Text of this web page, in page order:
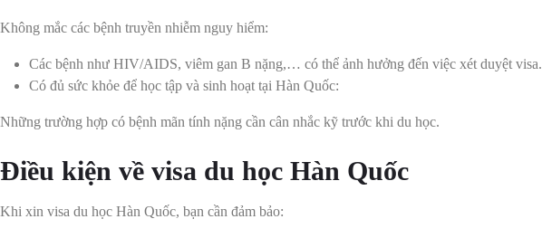
Không mắc các bệnh truyền nhiễm nguy hiểm:
Các bệnh như HIV/AIDS, viêm gan B nặng,… có thể ảnh hưởng đến việc xét duyệt visa.
Có đủ sức khỏe để học tập và sinh hoạt tại Hàn Quốc:
Những trường hợp có bệnh mãn tính nặng cần cân nhắc kỹ trước khi du học.
Điều kiện về visa du học Hàn Quốc
Khi xin visa du học Hàn Quốc, bạn cần đảm bảo: